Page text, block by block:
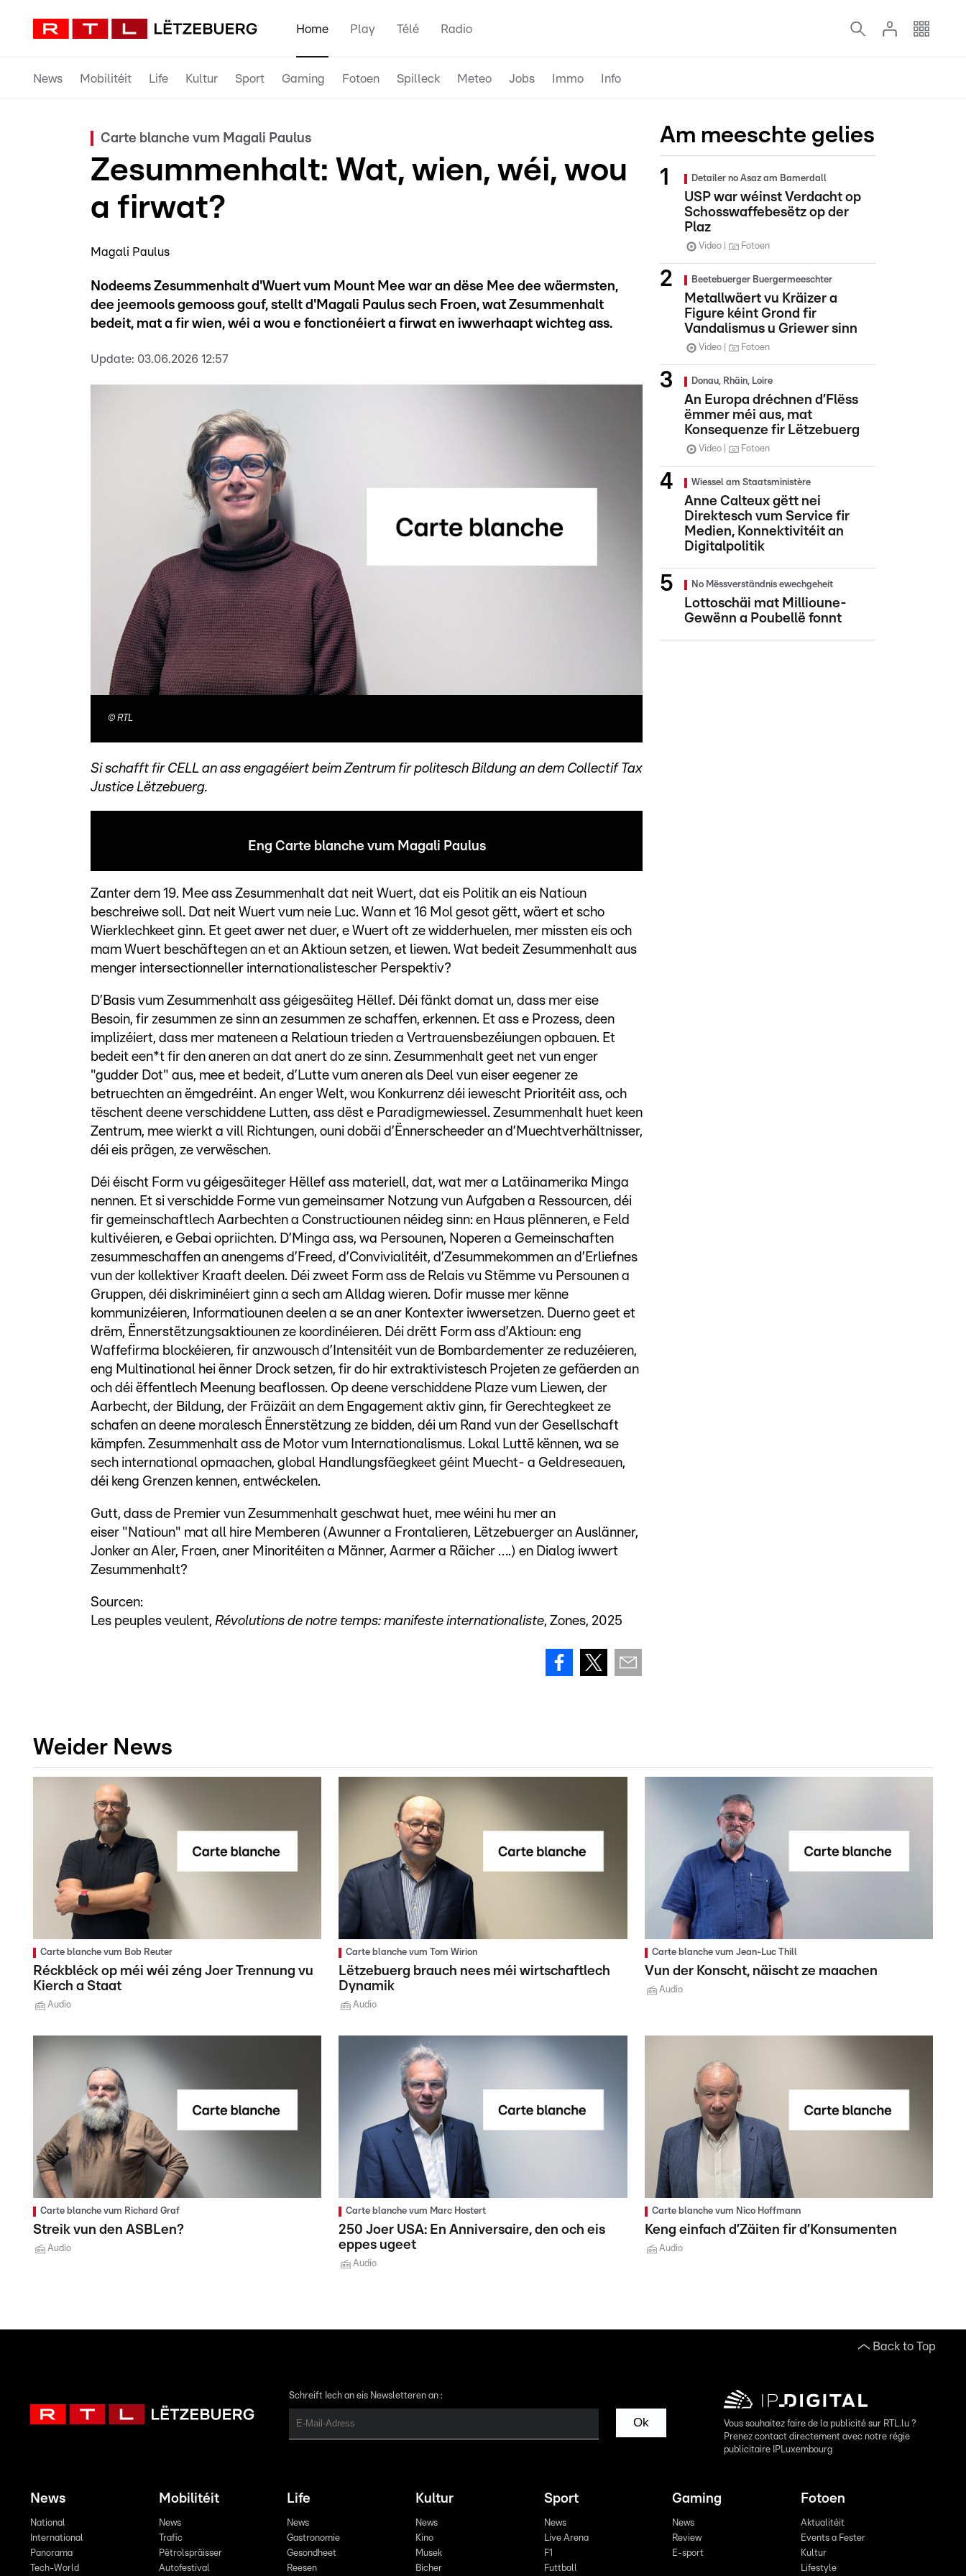
Home Play Télé Radio
News Mobilitéit Life Kultur Sport Gaming Fotoen Spilleck Meteo Jobs Immo Info
Carte blanche vum Magali Paulus
Zesummenhalt: Wat, wien, wéi, wou
a firwat?
Magali Paulus
Nodeems Zesummenhalt d'Wuert vum Mount Mee war an dëse Mee dee wäermsten,
dee jeemools gemooss gouf, stellt d'Magali Paulus sech Froen, wat Zesummenhalt
bedeit, mat a fir wien, wéi a wou e fonctionéiert a firwat en iwwerhaapt wichteg ass.
Update: 03.06.2026 12:57
© RTL
Si schafft fir CELL an ass engagéiert beim Zentrum fir politesch Bildung an dem Collectif Tax
Justice Lëtzebuerg.
Eng Carte blanche vum Magali Paulus
Zanter dem 19. Mee ass Zesummenhalt dat neit Wuert, dat eis Politik an eis Natioun
beschreiwe soll. Dat neit Wuert vum neie Luc. Wann et 16 Mol gesot gëtt, wäert et scho
Wierklechkeet ginn. Et geet awer net duer, e Wuert oft ze widderhuelen, mer missten eis och
mam Wuert beschäftegen an et an Aktioun setzen, et liewen. Wat bedeit Zesummenhalt aus
menger intersectionneller internationalistescher Perspektiv?
D’Basis vum Zesummenhalt ass géigesäiteg Hëllef. Déi fänkt domat un, dass mer eise
Besoin, fir zesummen ze sinn an zesummen ze schaffen, erkennen. Et ass e Prozess, deen
implizéiert, dass mer mateneen a Relatioun trieden a Vertrauensbezéiungen opbauen. Et
bedeit een*t fir den aneren an dat anert do ze sinn. Zesummenhalt geet net vun enger
"gudder Dot" aus, mee et bedeit, d’Lutte vum aneren als Deel vun eiser eegener ze
betruechten an ëmgedréint. An enger Welt, wou Konkurrenz déi iewescht Prioritéit ass, och
tëschent deene verschiddene Lutten, ass dëst e Paradigmewiessel. Zesummenhalt huet keen
Zentrum, mee wierkt a vill Richtungen, ouni dobäi d’Ënnerscheeder an d’Muechtverhältnisser,
déi eis prägen, ze verwëschen.
Déi éischt Form vu géigesäiteger Hëllef ass materiell, dat, wat mer a Latäinamerika Minga
nennen. Et si verschidde Forme vun gemeinsamer Notzung vun Aufgaben a Ressourcen, déi
fir gemeinschaftlech Aarbechten a Constructiounen néideg sinn: en Haus plënneren, e Feld
kultivéieren, e Gebai opriichten. D’Minga ass, wa Persounen, Noperen a Gemeinschaften
zesummeschaffen an anengems d’Freed, d’Convivialitéit, d’Zesummekommen an d’Erliefnes
vun der kollektiver Kraaft deelen. Déi zweet Form ass de Relais vu Stëmme vu Persounen a
Gruppen, déi diskriminéiert ginn a sech am Alldag wieren. Dofir musse mer kënne
kommunizéieren, Informatiounen deelen a se an aner Kontexter iwwersetzen. Duerno geet et
drëm, Ënnerstëtzungsaktiounen ze koordinéieren. Déi drëtt Form ass d’Aktioun: eng
Waffefirma blockéieren, fir anzwousch d’Intensitéit vun de Bombardementer ze reduzéieren,
eng Multinational hei ënner Drock setzen, fir do hir extraktivistesch Projeten ze gefäerden an
och déi ëffentlech Meenung beaflossen. Op deene verschiddene Plaze vum Liewen, der
Aarbecht, der Bildung, der Fräizäit an dem Engagement aktiv ginn, fir Gerechtegkeet ze
schafen an deene moralesch Ënnerstëtzung ze bidden, déi um Rand vun der Gesellschaft
kämpfen. Zesummenhalt ass de Motor vum Internationalismus. Lokal Luttë kënnen, wa se
sech international opmaachen, global Handlungsfäegkeet géint Muecht- a Geldreseauen,
déi keng Grenzen kennen, entwéckelen.
Gutt, dass de Premier vun Zesummenhalt geschwat huet, mee wéini hu mer an
eiser "Natioun" mat all hire Memberen (Awunner a Frontalieren, Lëtzebuerger an Auslänner,
Jonker an Aler, Fraen, aner Minoritéiten a Männer, Aarmer a Räicher ….) en Dialog iwwert
Zesummenhalt?
Sourcen:
Les peuples veulent, Révolutions de notre temps: manifeste internationaliste, Zones, 2025
Am meeschte gelies
Detailer no Asaz am Bamerdall
USP war wéinst Verdacht op
Schosswaffebesëtz op der
Plaz
Video Fotoen
Beetebuerger Buergermeeschter
Metallwäert vu Kräizer a
Figure kéint Grond fir
Vandalismus u Griewer sinn
Video Fotoen
Donau, Rhäin, Loire
An Europa dréchnen d’Flëss
ëmmer méi aus, mat
Konsequenze fir Lëtzebuerg
Video Fotoen
Wiessel am Staatsministère
Anne Calteux gëtt nei
Direktesch vum Service fir
Medien, Konnektivitéit an
Digitalpolitik
No Mëssverständnis ewechgeheit
Lottoschäi mat Millioune-
Gewënn a Poubellë fonnt
Weider News
Carte blanche vum Bob Reuter
Réckbléck op méi wéi zéng Joer Trennung vu
Kierch a Staat
Audio
Carte blanche vum Tom Wirion
Lëtzebuerg brauch nees méi wirtschaftlech
Dynamik
Audio
Carte blanche vum Jean-Luc Thill
Vun der Konscht, näischt ze maachen
Audio
Carte blanche vum Richard Graf
Streik vun den ASBLen?
Audio
Carte blanche vum Marc Hostert
250 Joer USA: En Anniversaire, den och eis
eppes ugeet
Audio
Carte blanche vum Nico Hoffmann
Keng einfach d’Zäiten fir d’Konsumenten
Audio
Back to Top
Schreift Iech an eis Newsletteren an :
Ok
Vous souhaitez faire de la publicité sur RTL.lu ?
Prenez contact directement avec notre régie
publicitaire IPLuxembourg
News
National
International
Panorama
Tech-World
Mobilitéit
News
Trafic
Pëtrolspräisser
Autofestival
Life
News
Gastronomie
Gesondheet
Reesen
Kultur
News
Kino
Musek
Bicher
Sport
News
Live Arena
F1
Futtball
Gaming
News
Review
E-sport
Fotoen
Aktualitéit
Events a Fester
Kultur
Lifestyle